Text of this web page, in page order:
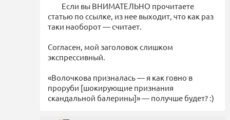
Если вы ВНИМАТЕЛЬНО прочитаете
статью по ссылке, из нее выходит, что как раз
таки наоборот — считает.
Согласен, мой заголовок слишком
экспрессивный.
«Волочкова призналась — я как говно в
проруби [шокирующие признания
скандальной балерины]» — получше будет? :)